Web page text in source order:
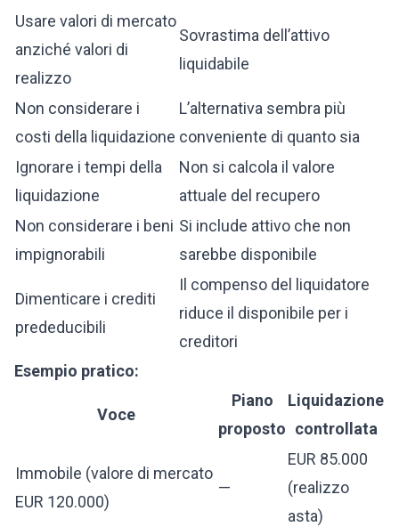
Usare valori di mercato
anziché valori di
realizzo
Sovrastima dell’attivo
liquidabile
Non considerare i
costi della liquidazione
L’alternativa sembra più
conveniente di quanto sia
Ignorare i tempi della
liquidazione
Non si calcola il valore
attuale del recupero
Non considerare i beni
impignorabili
Si include attivo che non
sarebbe disponibile
Dimenticare i crediti
prededucibili
Il compenso del liquidatore
riduce il disponibile per i
creditori
Esempio pratico:
Voce
Piano
proposto
Liquidazione
controllata
Immobile (valore di mercato
EUR 120.000)
—
EUR 85.000
(realizzo
asta)